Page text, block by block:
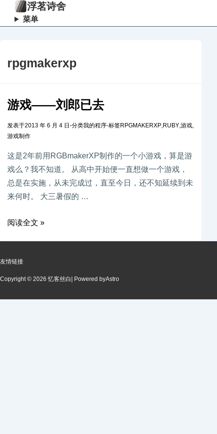
浮茗诗舍
菜单
rpgmakerxp
游戏——刘郎已去
发表于2013 年 6 月 4 日 -分类我的程序-标签RPGMAKERXP,RUBY,游戏,
游戏制作
这是2年前用RGBmakerXP制作的一个小游戏，算是游
戏么？我不知道。 从高中开始便一直想做一个游戏，
总是在实施，从未完成过，直至今日，还不知延续到未
来何时。 大三暑假的 …
阅读全文 »
友情链接
Copyright © 2026 忆客丝白 | Powered byAstro